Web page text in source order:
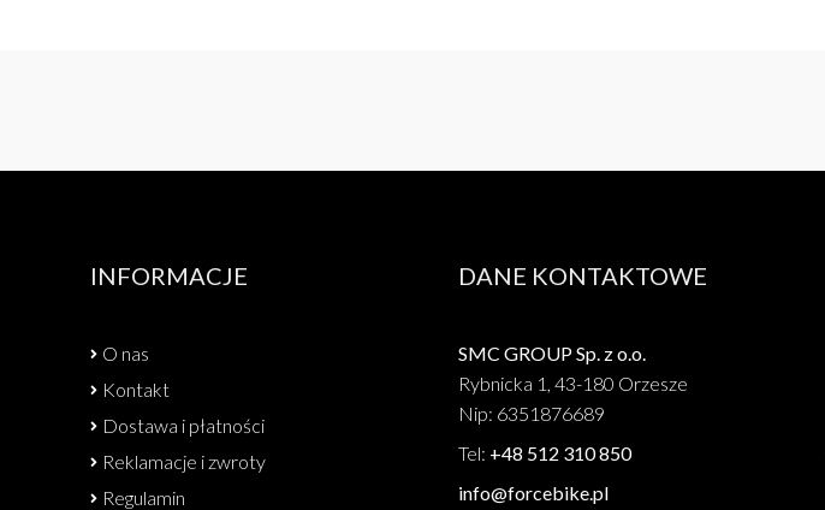
INFORMACJE
O nas
Kontakt
Dostawa i płatności
Reklamacje i zwroty
Regulamin
DANE KONTAKTOWE
SMC GROUP Sp. z o.o.
Rybnicka 1, 43-180 Orzesze
Nip: 6351876689
Tel: +48 512 310 850
info@forcebike.pl